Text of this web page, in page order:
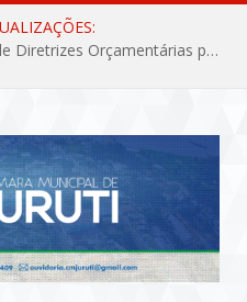
Câmara Municipal aprova Lei de Diretrizes Orçamentárias para o exercício financeiro de 2027